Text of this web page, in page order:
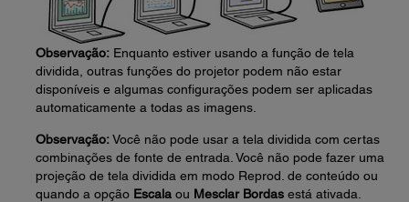
Observação: Enquanto estiver usando a função de tela
dividida, outras funções do projetor podem não estar
disponíveis e algumas configurações podem ser aplicadas
automaticamente a todas as imagens.
Observação:Você não pode usar a tela dividida com certas
combinações de fonte de entrada. Você não pode fazer uma
projeção de tela dividida em modo Reprod. de conteúdo ou
quando a opção Escala ou Mesclar Bordas está ativada.